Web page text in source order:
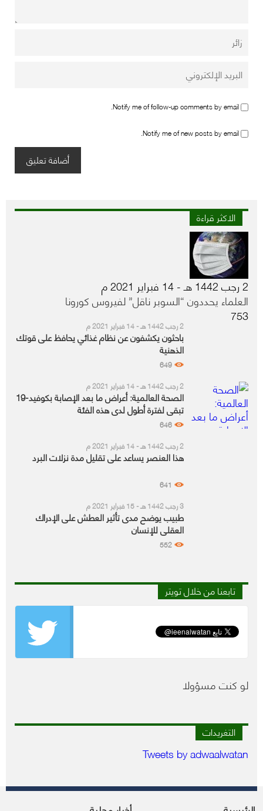
Notify me of follow-up comments by email.
Notify me of new posts by email.
الاكثر قراءة
2 رجب 1442 هـ - 14 فبراير 2021 م
العلماء يحددون “السوبر ناقل” لفيروس كورونا
753
2 رجب 1442 هـ - 14 فبراير 2021 م
باحثون يكشفون عن نظام غذائي يحافظ على قوتك
الذهنية
649
2 رجب 1442 هـ - 14 فبراير 2021 م
الصحة العالمية: أعراض ما بعد الإصابة بكوفيد-19
تبقى لفترة أطول لدى هذه الفئة
646
2 رجب 1442 هـ - 14 فبراير 2021 م
هذا العنصر يساعد على تقليل مدة نزلات البرد
641
3 رجب 1442 هـ - 15 فبراير 2021 م
طبيب يوضح مدى تأثير العطش على الإدراك
العقلي للإنسان
552
تابعنا من خلال تويتر
لو كنت مسؤولا
التغريدات
Tweets by adwaalwatan